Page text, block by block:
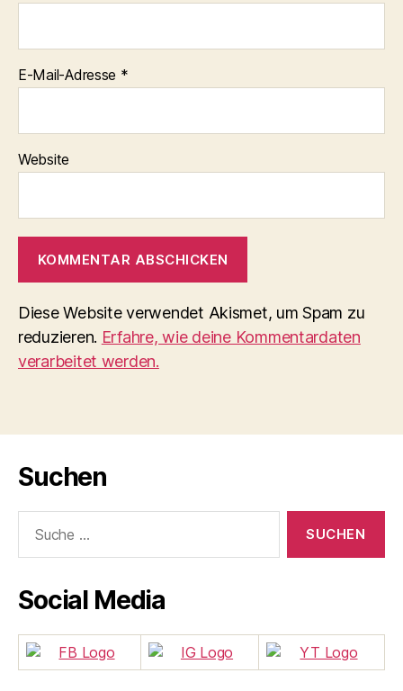
E-Mail-Adresse *
Website
Diese Website verwendet Akismet, um Spam zu
reduzieren. Erfahre, wie deine Kommentardaten
verarbeitet werden.
Suchen
nach:
Social Media